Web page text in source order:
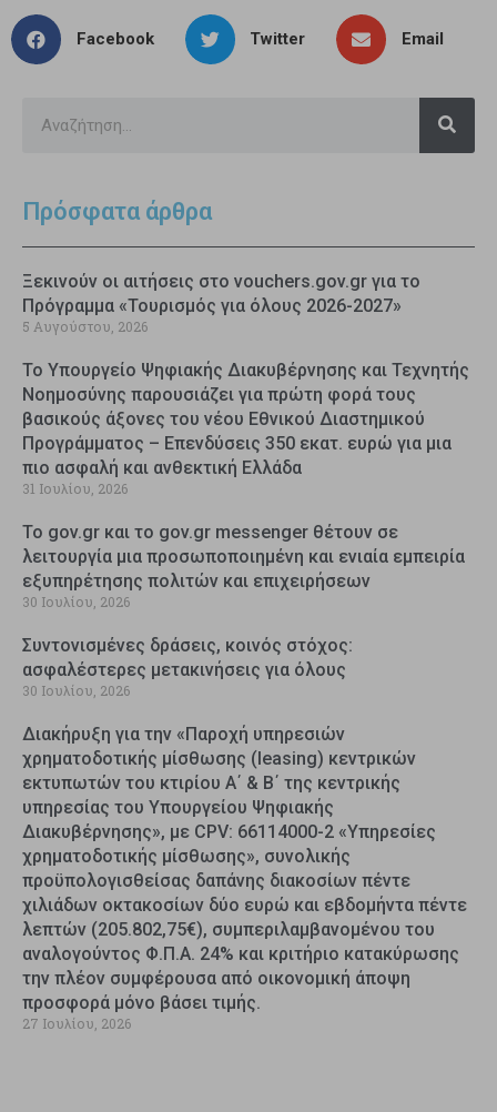
Facebook Twitter Email
Πρόσφατα άρθρα
Ξεκινούν οι αιτήσεις στο vouchers.gov.gr για το
Πρόγραμμα «Τουρισμός για όλους 2026-2027»
5 Αυγούστου, 2026
Το Υπουργείο Ψηφιακής Διακυβέρνησης και Τεχνητής
Νοημοσύνης παρουσιάζει για πρώτη φορά τους
βασικούς άξονες του νέου Εθνικού Διαστημικού
Προγράμματος – Επενδύσεις 350 εκατ. ευρώ για μια
πιο ασφαλή και ανθεκτική Ελλάδα
31 Ιουλίου, 2026
Το gov.gr και το gov.gr messenger θέτουν σε
λειτουργία μια προσωποποιημένη και ενιαία εμπειρία
εξυπηρέτησης πολιτών και επιχειρήσεων
30 Ιουλίου, 2026
Συντονισμένες δράσεις, κοινός στόχος:
ασφαλέστερες μετακινήσεις για όλους
30 Ιουλίου, 2026
Διακήρυξη για την «Παροχή υπηρεσιών
χρηματοδοτικής μίσθωσης (leasing) κεντρικών
εκτυπωτών του κτιρίου Α΄ & Β΄ της κεντρικής
υπηρεσίας του Υπουργείου Ψηφιακής
Διακυβέρνησης», με CPV: 66114000-2 «Υπηρεσίες
χρηματοδοτικής μίσθωσης», συνολικής
προϋπολογισθείσας δαπάνης διακοσίων πέντε
χιλιάδων οκτακοσίων δύο ευρώ και εβδομήντα πέντε
λεπτών (205.802,75€), συμπεριλαμβανομένου του
αναλογούντος Φ.Π.Α. 24% και κριτήριο κατακύρωσης
την πλέον συμφέρουσα από οικονομική άποψη
προσφορά μόνο βάσει τιμής.
27 Ιουλίου, 2026